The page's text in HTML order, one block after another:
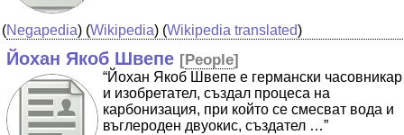
(Negapedia) (Wikipedia) (Wikipedia translated)
Йохан Якоб Швепе [People]
“Йохан Якоб Швепе е германски часовникар
и изобретател, създал процеса на
карбонизация, при който се смесват вода и
въглероден двуокис, създател …”